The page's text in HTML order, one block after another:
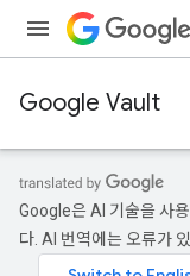
Google Vault
Google은 AI 기술을 사
다. AI 번역에는 오류가